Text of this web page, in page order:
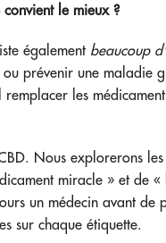
le mieux ?
également beaucoup
prévenir une maladie
les
Nous explorerons les
miracle » et de «
un médecin avant de
sur chaque étiquette.